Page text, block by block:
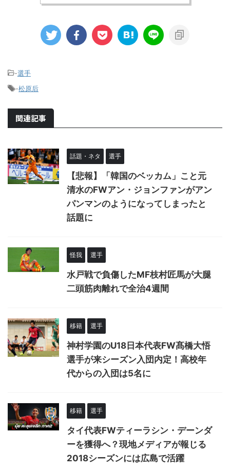
-選手
-松原后
関連記事
話題・ネタ 選手
【悲報】「韓国のベッカム」こと元
清水のFWアン・ジョンファンがアン
パンマンのようになってしまったと
話題に
怪我 選手
水戸戦で負傷したMF枝村匠馬が大腿
二頭筋肉離れで全治4週間
移籍 選手
神村学園のU18日本代表FW髙橋大悟
選手が来シーズン入団内定！高校年
代からの入団は5名に
移籍 選手
タイ代表FWティーラシン・デーンダ
ーを獲得へ？現地メディアが報じる
2018シーズンには広島で活躍